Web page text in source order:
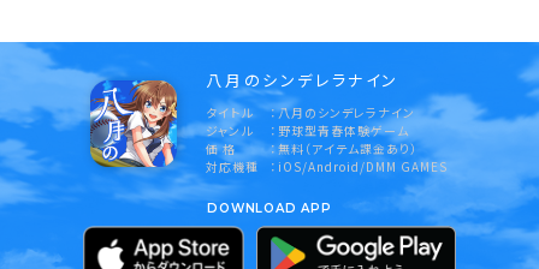
八月のシンデレラナイン
タイトル
八月のシンデレラナイン
ジャンル
野球型青春体験ゲーム
価 格
無料（アイテム課金あり）
対応機種
iOS/Android/DMM GAMES
DOWNLOAD APP